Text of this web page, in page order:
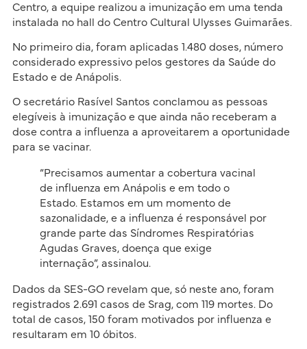
Centro, a equipe realizou a imunização em uma tenda
instalada no hall do Centro Cultural Ulysses Guimarães.
No primeiro dia, foram aplicadas 1.480 doses, número
considerado expressivo pelos gestores da Saúde do
Estado e de Anápolis.
O secretário Rasível Santos conclamou as pessoas
elegíveis à imunização e que ainda não receberam a
dose contra a influenza a aproveitarem a oportunidade
para se vacinar.
“Precisamos aumentar a cobertura vacinal
de influenza em Anápolis e em todo o
Estado. Estamos em um momento de
sazonalidade, e a influenza é responsável por
grande parte das Síndromes Respiratórias
Agudas Graves, doença que exige
internação”, assinalou.
Dados da SES-GO revelam que, só neste ano, foram
registrados 2.691 casos de Srag, com 119 mortes. Do
total de casos, 150 foram motivados por influenza e
resultaram em 10 óbitos.